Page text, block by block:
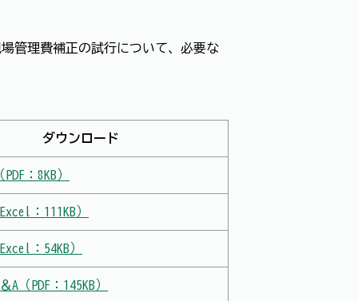
管理費補正の試行について、必要な
ダウンロード
：8KB）
：111KB）
：54KB）
A（PDF：145KB）